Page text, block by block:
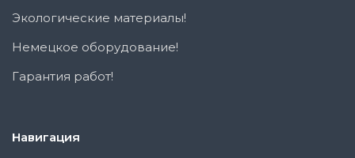
Экологические материалы!
Немецкое оборудование!
Гарантия работ!
Навигация